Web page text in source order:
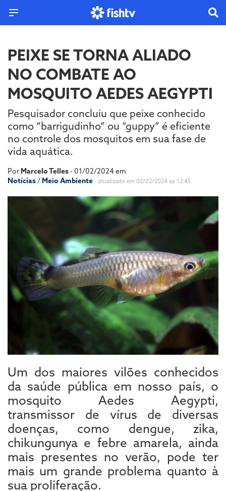
PEIXE SE TORNA ALIADO
NO COMBATE AO
MOSQUITO AEDES AEGYPTI
Pesquisador concluiu que peixe conhecido
como “barrigudinho” ou “guppy” é eficiente
no controle dos mosquitos em sua fase de
vida aquática.
Por Marcelo Telles- 01/02/2024 em
Notícias/ Meio Ambiente - atualizado em 02/02/2024 as 12:45
Um dos maiores vilões conhecidos
da saúde pública em nosso país, o
mosquito Aedes Aegypti,
transmissor de vírus de diversas
doenças, como dengue, zika,
chikungunya e febre amarela, ainda
mais presentes no verão, pode ter
mais um grande problema quanto à
sua proliferação.